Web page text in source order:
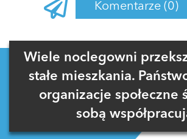
Komentarze (0)
Zaloguj się, aby dodać
Wiele noclegowni
stałe mieszkania.
organizacje społeczne
sobą